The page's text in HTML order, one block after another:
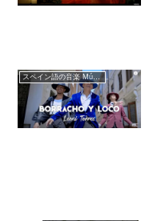
スペイン語の音楽 Música en español